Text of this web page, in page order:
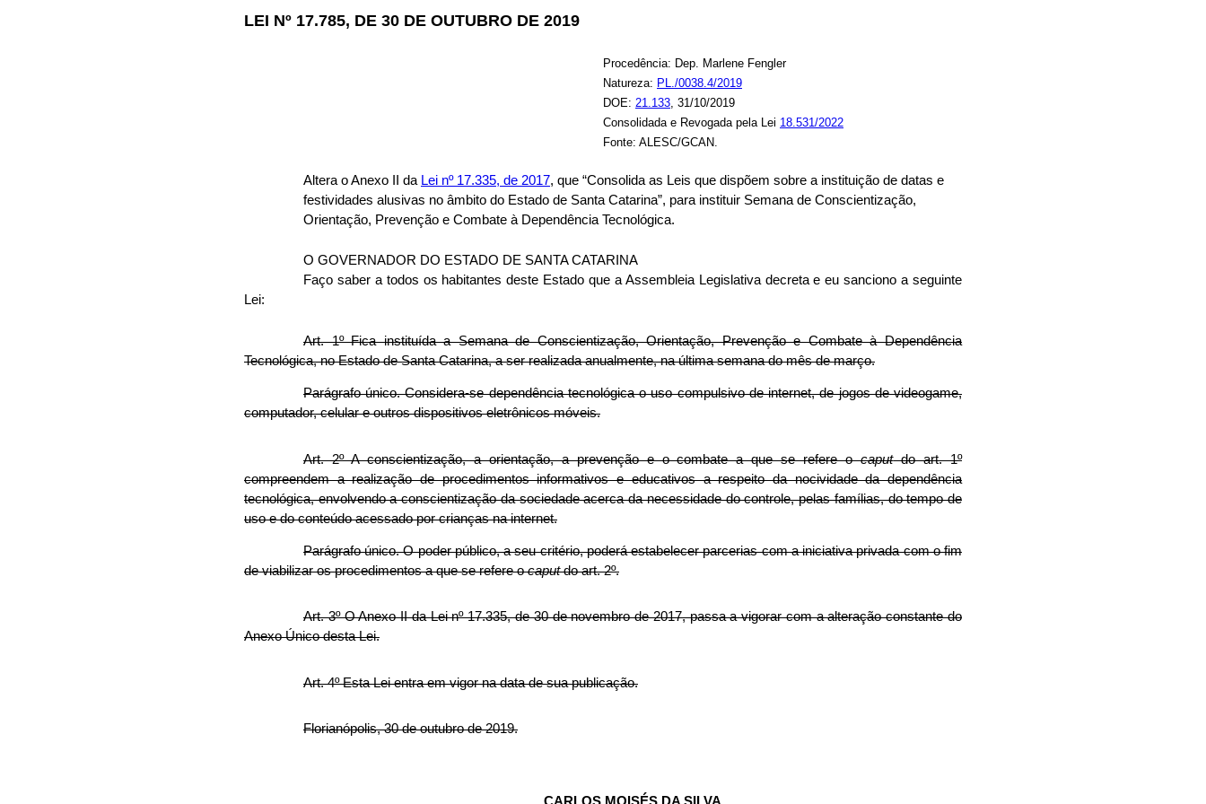
LEI Nº 17.785, DE 30 DE OUTUBRO DE 2019
Procedência: Dep. Marlene Fengler
Natureza: PL./0038.4/2019
DOE: 21.133 , 31/10/2019
Consolidada e Revogada pela Lei 18.531/2022
Fonte: ALESC/GCAN.
Altera o Anexo II da Lei nº 17.335, de 2017, que “Consolida as Leis que dispõem sobre a instituição de datas e
festividades alusivas no âmbito do Estado de Santa Catarina”, para instituir Semana de Conscientização,
Orientação, Prevenção e Combate à Dependência Tecnológica.
O GOVERNADOR DO ESTADO DE SANTA CATARINA
Faço saber a todos os habitantes deste Estado que a Assembleia Legislativa decreta e eu sanciono a seguinte
Lei:
Art. 1º Fica instituída a Semana de Conscientização, Orientação, Prevenção e Combate à Dependência
Tecnológica, no Estado de Santa Catarina, a ser realizada anualmente, na última semana do mês de março.
Parágrafo único. Considera-se dependência tecnológica o uso compulsivo de internet, de jogos de videogame,
computador, celular e outros dispositivos eletrônicos móveis.
Art. 2º A conscientização, a orientação, a prevenção e o combate a que se refere ocaputdo art. 1º
compreendem a realização de procedimentos informativos e educativos a respeito da nocividade da dependência
tecnológica, envolvendo a conscientização da sociedade acerca da necessidade do controle, pelas famílias, do tempo de
uso e do conteúdo acessado por crianças na internet.
Parágrafo único. O poder público, a seu critério, poderá estabelecer parcerias com a iniciativa privada com o fim
de viabilizar os procedimentos a que se refere ocaputdo art. 2º.
Art. 3º O Anexo II da Lei nº 17.335, de 30 de novembro de 2017, passa a vigorar com a alteração constante do
Anexo Único desta Lei.
Art. 4º Esta Lei entra em vigor na data de sua publicação.
Florianópolis, 30 de outubro de 2019.
CARLOS MOISÉS DA SILVA